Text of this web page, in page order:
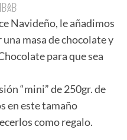
Navideño, le añadimos
masa de chocolate y
para que sea
“mini” de 250gr. de
en este tamaño
como regalo.